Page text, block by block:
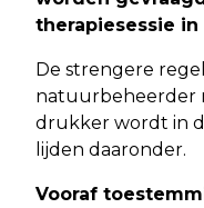
therapiesessie in
De strengere
natuurbeheerder
drukker wordt in
lijden daaronder.
Vooraf